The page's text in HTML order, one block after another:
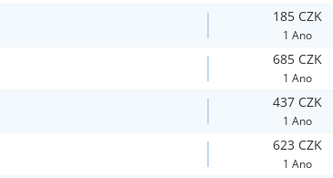
185 CZK
1 Ano
685 CZK
1 Ano
437 CZK
1 Ano
623 CZK
1 Ano